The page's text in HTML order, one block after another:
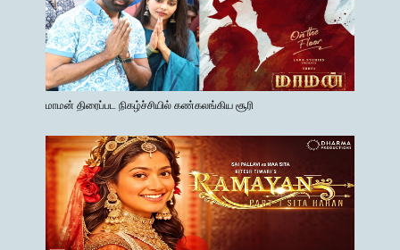
மாமன் திரைப்பட நிகழ்ச்சியில் கண்கலங்கிய சூரி